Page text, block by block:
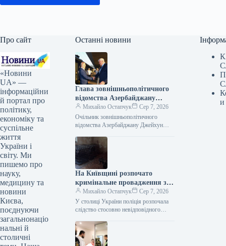
Про сайт
«Новини
UA» —
інформаційни
й портал про
політику,
економіку та
суспільне
життя
України і
світу. Ми
пишемо про
науку,
медицину та
новини
Києва,
поєднуючи
загальнонаціо
нальні й
столичні
Останні новини
Глава зовнішньополітичного
відомства Азербайджану
прибув до Києва
Михайло Остапчук
Сер 7, 2026
Очільник зовнішньополітичного
відомства Азербайджану Джейхун
четвер, 6 серпня. Про це в соціальній
мережі Х…
На Київщині розпочато
кримінальне провадження за
фактом незадовільного
догляду за доберманами в
одному з розплідників.
Михайло Остапчук
Сер 7, 2026
У столиці України поліція розпочала
слідство стосовно невідповідного
доберманів у розпліднику. Як
інформує Укрінформ, цю
інформацію…
и